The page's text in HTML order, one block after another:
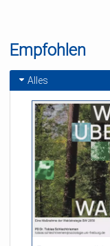
Empfohlen
Alles